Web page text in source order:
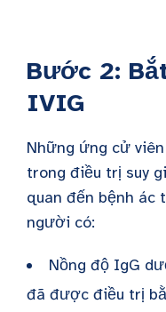
Bước 2:
IVIG
Những ứng cử
trong điều trị suy
quan đến bệnh ác
người có:
Nồng độ IgG
đã được điều trị